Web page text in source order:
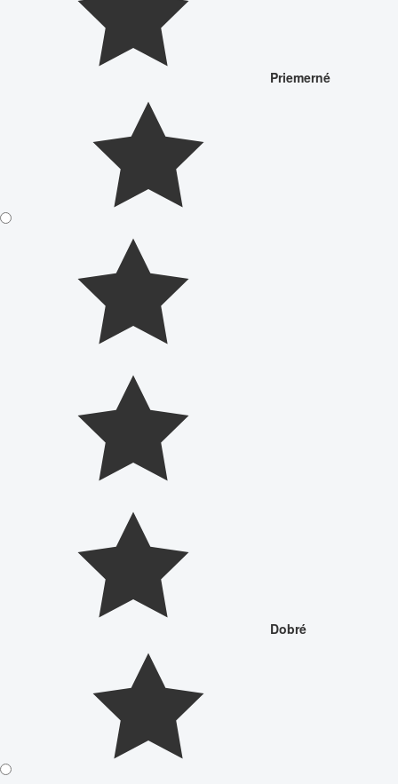
Priemerné
Dobré